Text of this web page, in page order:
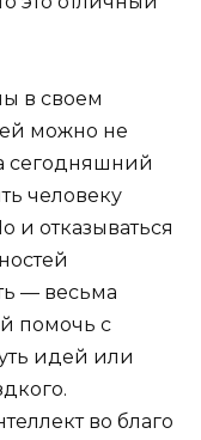
в своем
можно не
сегодняшний
человеку
отказываться
— весьма
помочь с
идей или
во благо